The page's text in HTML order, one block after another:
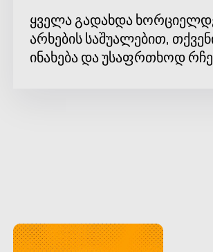
ყველა გადახდა
არხების საშუალებით,
ინახება და უსაფრთხოდ